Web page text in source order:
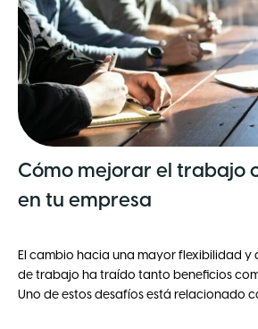
Cómo mejorar el trabajo
en tu empresa
El cambio hacia una mayor flexibilidad y
de trabajo ha traído tanto beneficios
Uno de estos desafíos está relacionado